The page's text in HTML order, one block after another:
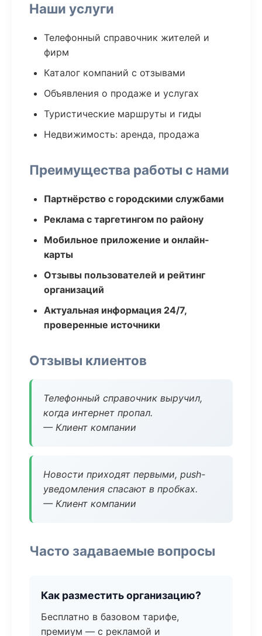
Наши услуги
Телефонный справочник жителей и
фирм
Каталог компаний с отзывами
Объявления о продаже и услугах
Туристические маршруты и гиды
Недвижимость: аренда, продажа
Преимущества работы с нами
Партнёрство с городскими службами
Реклама с таргетингом по району
Мобильное приложение и онлайн-
карты
Отзывы пользователей и рейтинг
организаций
Актуальная информация 24/7,
проверенные источники
Отзывы клиентов
Телефонный справочник выручил,
когда интернет пропал.
— Клиент компании
Новости приходят первыми, push-
уведомления спасают в пробках.
— Клиент компании
Часто задаваемые вопросы
Как разместить организацию?
Бесплатно в базовом тарифе,
премиум — с рекламой и